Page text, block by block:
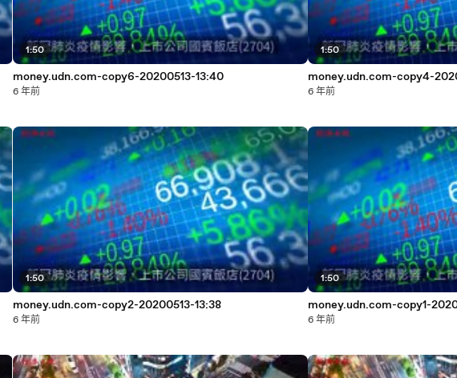
1:50
money.udn.com-copy6-20200513-13:40
6 年前
1:50
money.udn.com-copy2-20200513-13:38
6 年前
1:50
money.udn.com-copy4-
6 年前
1:50
money.udn.com-copy1-
6 年前